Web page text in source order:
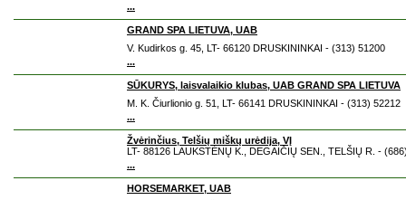
...
GRAND SPA LIETUVA, UAB
V. Kudirkos g. 45, LT- 66120 DRUSKININKAI - (313) 51200
...
SŪKURYS, laisvalaikio klubas, UAB GRAND SPA LIETUVA
M. K. Čiurlionio g. 51, LT- 66141 DRUSKININKAI - (313) 52212
...
Žvėrinčius, Telšių miškų urėdija, VĮ
LT- 88126 LAUKSTĖNŲ K., DEGAIČIŲ SEN., TELŠIŲ R. -
...
HORSEMARKET, UAB